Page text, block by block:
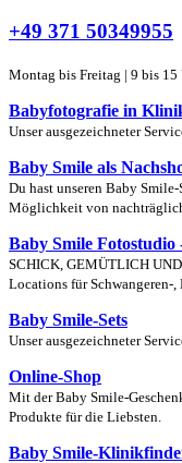
+49 371 50349955
Montag bis Freitag | 9 bis 15
Babyfotografie in
Unser ausgezeichneter
Baby Smile als
Du hast unseren Baby
Möglichkeit von
Baby Smile
SCHICK, GEMÜTLICH
Locations für Schwangeren-
Baby Smile-Sets
Unser ausgezeichneter
Online-Shop
Mit der Baby Smile-
Produkte für die Liebsten.
Baby Smile-